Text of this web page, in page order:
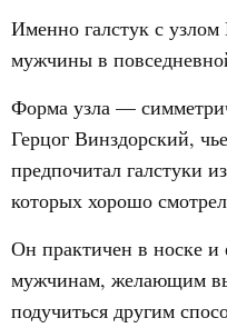
Именно галстук с
мужчины в
Форма узла —
Герцог Винздорский,
предпочитал галстуки
которых хорошо
Он практичен в носке и
мужчинам, желающим
подучиться другим